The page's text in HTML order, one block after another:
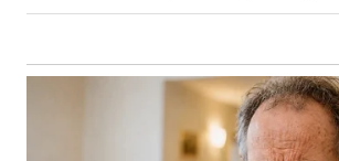
WN